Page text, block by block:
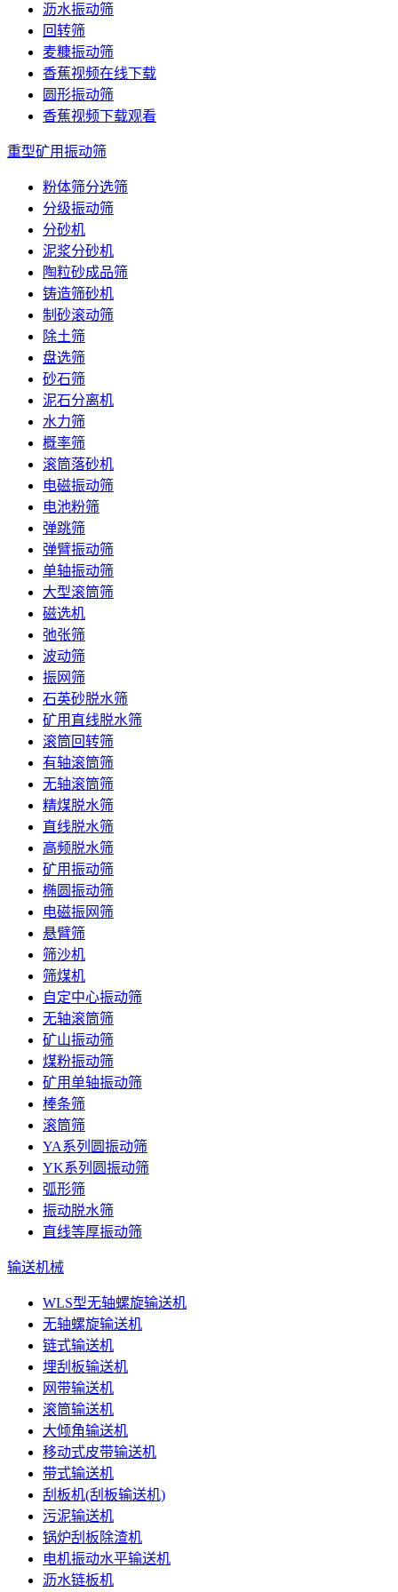
沥水振动筛
回转筛
麦糠振动筛
香蕉视频在线下载
圆形振动筛
香蕉视频下载观看
重型矿用振动筛
粉体筛分选筛
分级振动筛
分砂机
泥浆分砂机
陶粒砂成品筛
铸造筛砂机
制砂滚动筛
除土筛
盘选筛
砂石筛
泥石分离机
水力筛
概率筛
滚筒落砂机
电磁振动筛
电池粉筛
弹跳筛
弹臂振动筛
单轴振动筛
大型滚筒筛
磁选机
弛张筛
波动筛
振网筛
石英砂脱水筛
矿用直线脱水筛
滚筒回转筛
有轴滚筒筛
无轴滚筒筛
精煤脱水筛
直线脱水筛
高频脱水筛
矿用振动筛
椭圆振动筛
电磁振网筛
悬臂筛
筛沙机
筛煤机
自定中心振动筛
无轴滚筒筛
矿山振动筛
煤粉振动筛
矿用单轴振动筛
棒条筛
滚筒筛
YA系列圆振动筛
YK系列圆振动筛
弧形筛
振动脱水筛
直线等厚振动筛
输送机械
WLS型无轴螺旋输送机
无轴螺旋输送机
链式输送机
埋刮板输送机
网带输送机
滚筒输送机
大倾角输送机
移动式皮带输送机
带式输送机
刮板机(刮板输送机)
污泥输送机
锅炉刮板除渣机
电机振动水平输送机
沥水链板机